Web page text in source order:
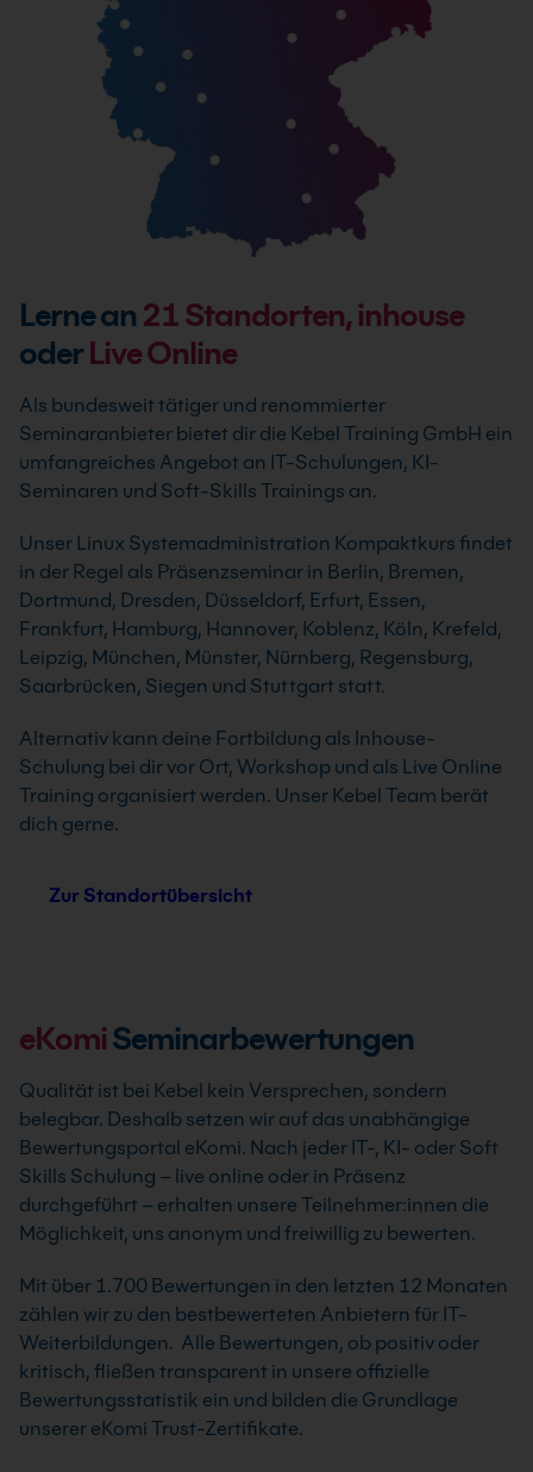
Lerne an 21Standorten, inhouse
oderLive Online
Als bundesweit tätiger und renommierter
Seminaranbieter bietet dir die Kebel Training GmbH ein
umfangreiches Angebot an IT-Schulungen, KI-
Seminaren und Soft-Skills Trainings an.
Unser Linux Systemadministration Kompaktkurs findet
in der Regel als Präsenzseminar in Berlin, Bremen,
Dortmund, Dresden, Düsseldorf, Erfurt, Essen,
Frankfurt, Hamburg, Hannover, Koblenz, Köln, Krefeld,
Leipzig, München, Münster, Nürnberg, Regensburg,
Saarbrücken, Siegen und Stuttgart statt.
Alternativ kann deine Fortbildung als Inhouse-
Schulung bei dir vor Ort, Workshop und als Live Online
Training organisiert werden. Unser Kebel Team berät
dich gerne.
Zur Standortübersicht
eKomiSeminarbewertungen
Qualität ist bei Kebel kein Versprechen, sondern
belegbar. Deshalb setzen wir auf das unabhängige
Bewertungsportal eKomi. Nach jeder IT-, KI- oder Soft
Skills Schulung – live online oder in Präsenz
durchgeführt – erhalten unsere Teilnehmer:innen die
Möglichkeit, uns anonym und freiwillig zu bewerten.
Mit über 1.700 Bewertungen in den letzten 12 Monaten
zählen wir zu den bestbewerteten Anbietern für IT-
Weiterbildungen. Alle Bewertungen, ob positiv oder
kritisch, fließen transparent in unsere offizielle
Bewertungsstatistik ein und bilden die Grundlage
unserer eKomi Trust-Zertifikate.